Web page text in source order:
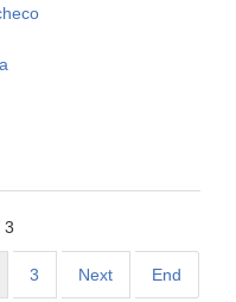
3
3 Next End